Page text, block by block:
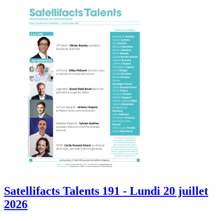
Satellifacts Talents 191 - Lundi 20 juillet
2026